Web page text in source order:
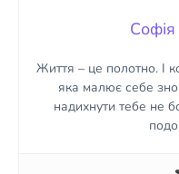
Життя – це полотно. І
яка малює себе
надихнути тебе не